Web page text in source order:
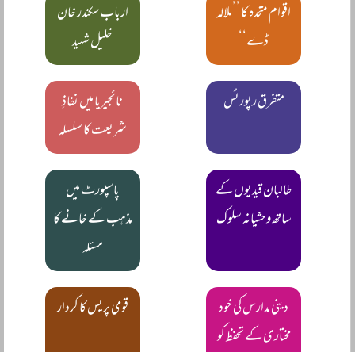
اقوام متحدہ کا ’’ملالہ
ڈے‘‘
ارباب سکندر خان
خلیل شہید
متفرق رپورٹس
نائجیریا میں نفاذِ
شریعت کا سلسلہ
طالبان قیدیوں کے
ساتھ وحشیانہ سلوک
پاسپورٹ میں
مذہب کے خانے کا
مسئلہ
دینی مدارس کی خود
مختاری کے تحفظ کو
قومی پریس کا کردار